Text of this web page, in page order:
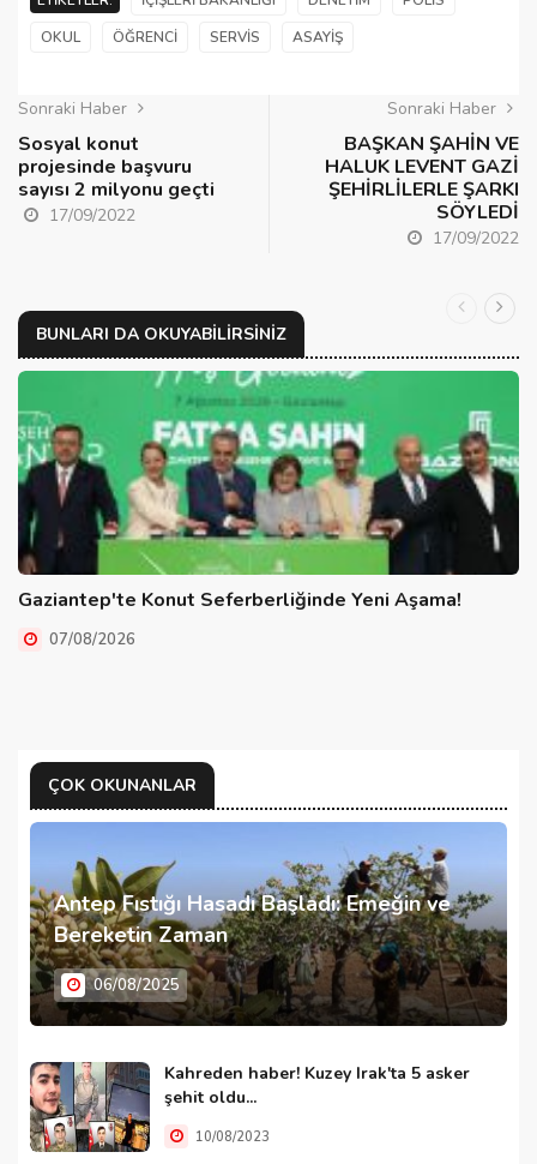
OKUL
ÖĞRENCI SERVIS ASAYIŞ
Sonraki Haber
Sosyal konut
projesinde başvuru
sayısı 2 milyonu geçti
17/09/2022
Sonraki Haber
BAŞKAN ŞAHİN VE
HALUK LEVENT GAZİ
ŞEHİRLİLERLE ŞARKI
SÖYLEDİ
17/09/2022
BUNLARI DA OKUYABILIRSINIZ
Gaziantep'te Konut Seferberliğinde Yeni Aşama!
07/08/2026
ÇOK OKUNANLAR
Antep Fıstığı Hasadı Başladı: Emeğin ve
Bereketin Zaman
06/08/2025
Kahreden haber! Kuzey Irak'ta 5 asker
şehit oldu...
10/08/2023